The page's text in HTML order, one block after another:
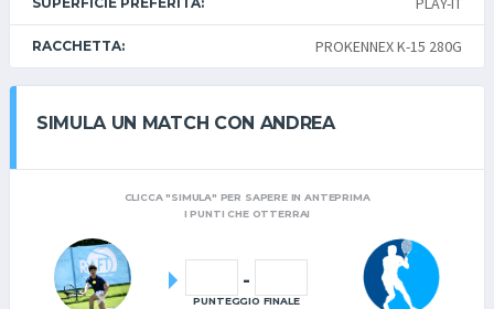
RACCHETTA: PROKENNEX K-15 280G
SIMULA UN MATCH CON ANDREA
CLICCA "SIMULA" PER SAPERE IN ANTEPRIMA
I PUNTI CHE OTTERRAI
-
PUNTEGGIO FINALE